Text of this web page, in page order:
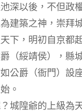
深以後，不但政
建築之神，崇拜
下，明初自京都
爵（綏靖侯），
公爵（衙門）設
。
城隍爺的上級為